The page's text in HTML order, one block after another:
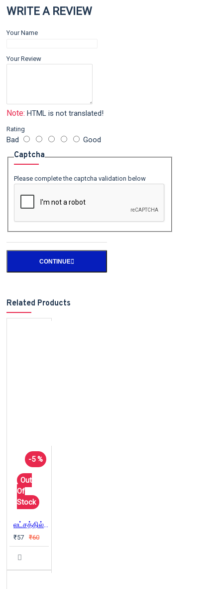
WRITE A REVIEW
Your Name
Your Review
Note: HTML is not translated!
Rating
Bad Good
Captcha
Please complete the captcha validation below
CONTINUE
Related Products
-5 %
Out
Of
Stock
லட்சத்தில் ஒருவன்
₹57 ₹60